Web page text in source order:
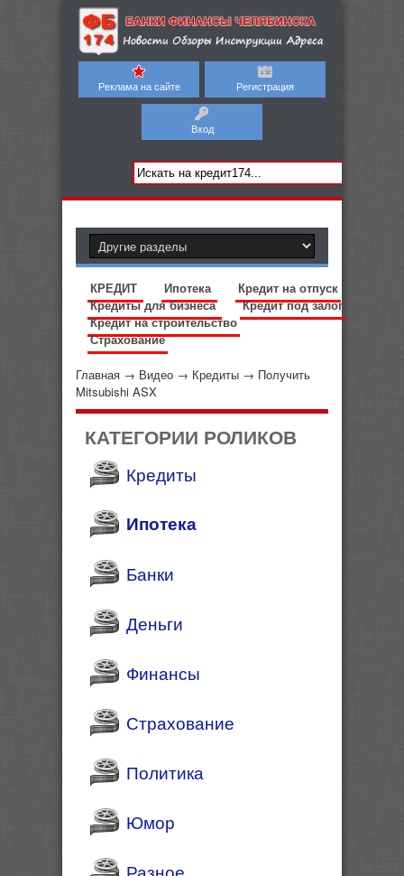
Реклама на сайте Регистрация
Вход
КРЕДИТ Ипотека
Кредит на отпуск
Кредиты для бизнеса
Кредит под залог
Кредит на строительство
Страхование
Главная → Видео → Кредиты → Получить
Mitsubishi ASX
КАТЕГОРИИ РОЛИКОВ
Кредиты
Ипотека
Банки
Деньги
Финансы
Страхование
Политика
Юмор
Разное